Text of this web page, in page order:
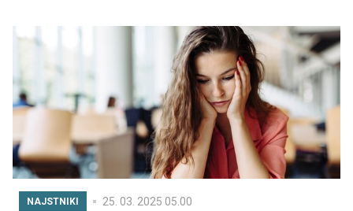
trpežne, varne, izdelane iz naravnih ali obnovljivih
materialov, hkrati pa podpirajo otrokov razvoj in
zmanjšujejo vpliv na okolje.
NAJSTNIKI 25. 03. 2025 05.00